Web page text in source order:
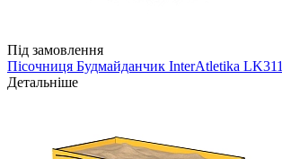
Під замовлення
Пісочниця Будмайданчик InterAtletika LK311
Детальніше